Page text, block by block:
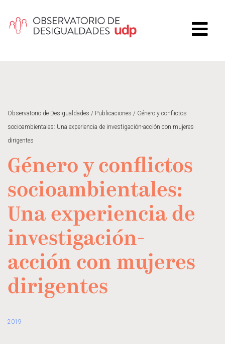
Observatorio de Desigualdades / Publicaciones / Género y conflictos
socioambientales: Una experiencia de investigación-acción con mujeres
dirigentes
Género y conflictos
socioambientales:
Una experiencia de
investigación-
acción con mujeres
dirigentes
2019